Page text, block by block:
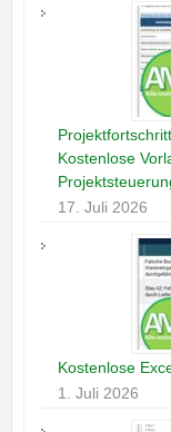
Kostenlose
17. Juli 2026
Kostenlose
1. Juli 2026